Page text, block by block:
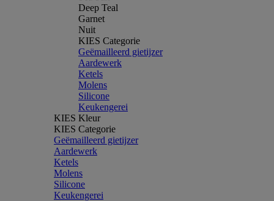
Deep Teal
Garnet
Nuit
KIES Categorie
Geëmailleerd gietijzer
Aardewerk
Ketels
Molens
Silicone
Keukengerei
KIES Kleur
KIES Categorie
Geëmailleerd gietijzer
Aardewerk
Ketels
Molens
Silicone
Keukengerei